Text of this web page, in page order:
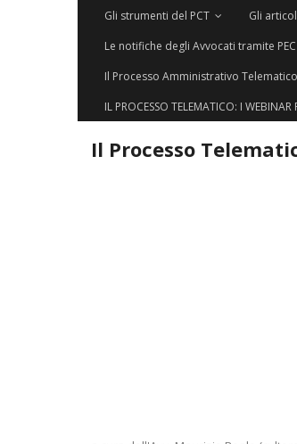
Gli strumenti del PCT Gli
Le notifiche degli Avvocati tramite PEC
Il Processo Amministrativo Telematico
IL PROCESSO TELEMATICO: I
Il Processo